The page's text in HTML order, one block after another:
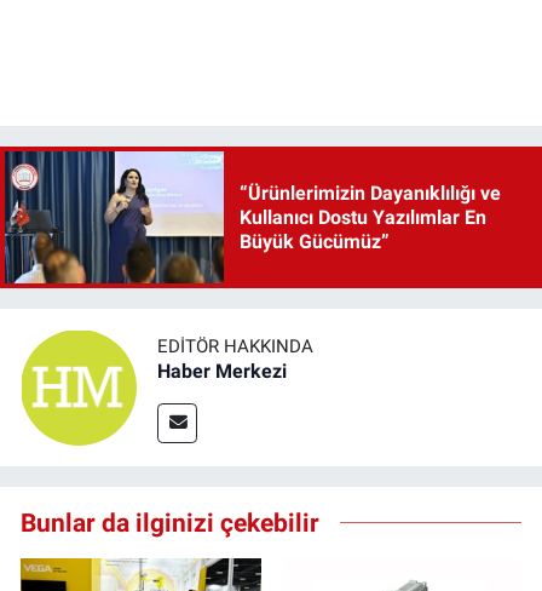
“Ürünlerimizin Dayanıklılığı ve
Kullanıcı Dostu Yazılımlar En
Büyük Gücümüz”
EDITÖR HAKKINDA
Haber Merkezi
Bunlar da ilginizi çekebilir